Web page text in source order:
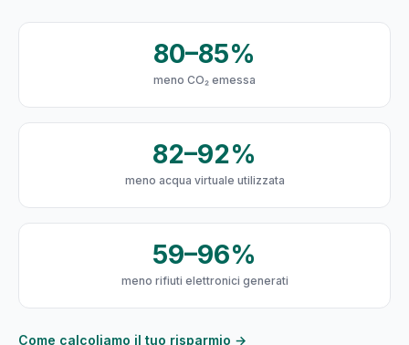
80–85%
meno CO₂ emessa
82–92%
meno acqua virtuale utilizzata
59–96%
meno rifiuti elettronici generati
Come calcoliamo il tuo risparmio →